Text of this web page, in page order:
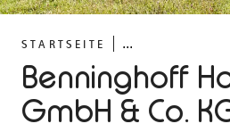
STARTSEITE ...
Benninghoff
GmbH & Co.